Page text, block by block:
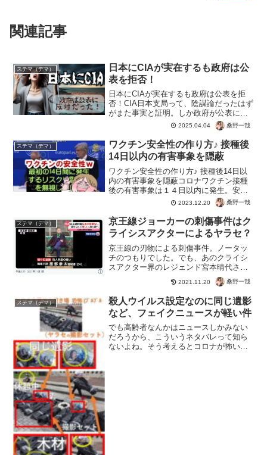
関連記事
ステマ（デマ）
日本にCIAが実在するも政府は公
表を拒否！
日本にCIAが実在するも政府は公表を拒
否！CIA日本支局って、陰謀論だったはず
がまた事実と証明。しか政府が公表に反
対って、日本国民には知られたくないこ
とも明らかに。日本人に知られたくない
のですから、知られてはまずいことをや
っていたはず。スパ...
2025.04.04 桑野一哉
ステマ（デマ）
ワクチン安全性の作り方♪ 接種後
14日以内の有害事象を隠蔽
ワクチン安全性の作り方♪ 接種後14日以
内の有害事象を隠蔽コロナワクチン接種
後の有害事象は１４日以内に発生。安全
性を偽るために危険な２週間の被害はカ
ウントから除外。このようにして都合の
よいデータで安全性が証明と偽ってい
た。政府による情報の改...
2023.12.20 桑野一哉
ステマ（デマ）
京王線ジョーカーの刺傷事件はク
ライシスアクターによるヤラセ？
京王線の刃物による刺傷事件。ノータッ
チのつもりでした。でも、あのクライシ
スアクター界のレジェンド宮本晴代さん
がいるという噂が。真偽は不明ですが、
確かに映像の不自然さなど気になります
ね。ハロウィンとかジョーカーとか目立
ちますが、選挙の不自然さ...
2021.11.20 桑野一哉
ステマ（デマ）
殺人ウイルス設定なのに同じ遺影
など、フェイクニュースが軽い件
でも高齢者なんかはニュースしかみない
だろうから、こういうネタバレって知ら
ないよね。そう考えるとコロナが怖いっ